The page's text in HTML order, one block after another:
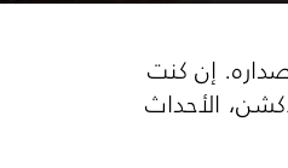
إن كنت
الأحداث